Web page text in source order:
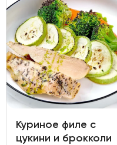
Куриное филе с
цукини и брокколи